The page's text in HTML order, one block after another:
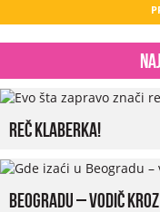
reč klaberka!
Beogradu – vodič